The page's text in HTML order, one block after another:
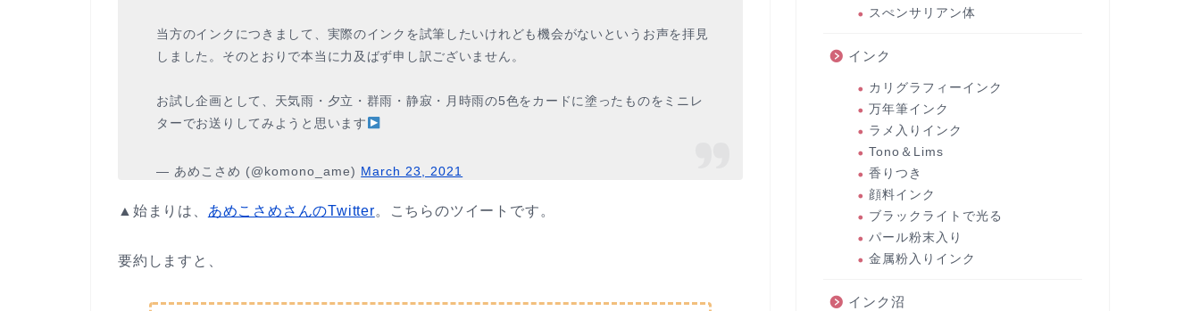
当方のインクにつきまして、実際のインクを試筆したいけれども機会がないというお声を拝見
しました。そのとおりで本当に力及ばず申し訳ございません。
お試し企画として、天気雨・夕立・群雨・静寂・月時雨の5色をカードに塗ったものをミニレ
ターでお送りしてみようと思います
— あめこさめ (@komono_ame) March 23, 2021
▲始まりは、 あめこさめさんのTwitter。こちらのツイートです。
要約しますと、
スぺンサリアン体
インク
カリグラフィーインク
万年筆インク
ラメ入りインク
Tono＆Lims
香りつき
顔料インク
ブラックライトで光る
パール粉末入り
金属粉入りインク
インク沼